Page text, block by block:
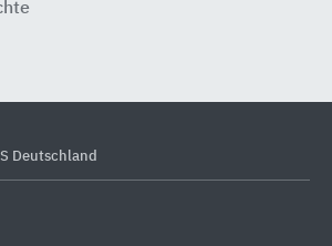
Deutschland